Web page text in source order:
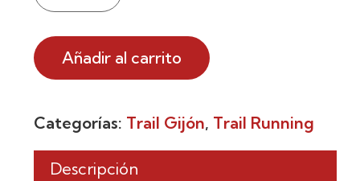
Añadir al carrito
Categorías: Trail Gijón, Trail Running
Descripción